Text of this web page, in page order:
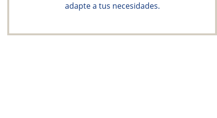
adapte a tus necesidades.